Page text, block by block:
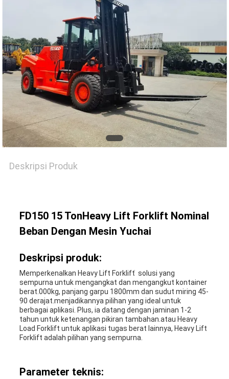
Deskripsi Produk
FD150 15 TonHeavy Lift Forklift Nominal
Beban Dengan Mesin Yuchai
Deskripsi produk:
Memperkenalkan Heavy Lift Forklift ̇ solusi yang
sempurna untuk mengangkat dan mengangkut kontainer
berat.000kg, panjang garpu 1800mm dan sudut miring 45-
90 derajat.menjadikannya pilihan yang ideal untuk
berbagai aplikasi. Plus, ia datang dengan jaminan 1-2
tahun untuk ketenangan pikiran tambahan.atau Heavy
Load Forklift untuk aplikasi tugas berat lainnya, Heavy Lift
Forklift adalah pilihan yang sempurna.
Parameter teknis: